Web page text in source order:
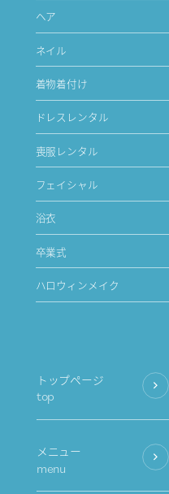
ヘア
ネイル
着物着付け
ドレスレンタル
喪服レンタル
フェイシャル
浴衣
卒業式
ハロウィンメイク
トップページ
top
メニュー
menu